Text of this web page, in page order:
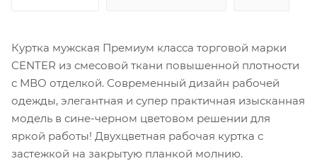
Куртка мужская Премиум класса торговой марки
CENTER из смесовой ткани повышенной плотности
с МВО отделкой. Современный дизайн рабочей
одежды, элегантная и супер практичная изысканная
модель в сине-черном цветовом решении для
яркой работы! Двухцветная рабочая куртка с
застежкой на закрытую планкой молнию.